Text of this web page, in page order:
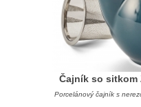
Čajník so sitkom
Porcelánový čajník s